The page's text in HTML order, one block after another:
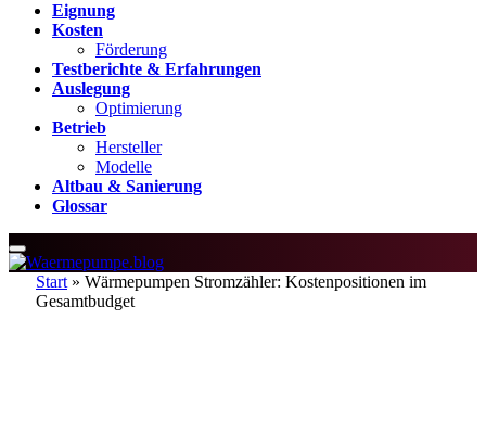
Eignung
Kosten
Förderung
Testberichte & Erfahrungen
Auslegung
Optimierung
Betrieb
Hersteller
Modelle
Altbau & Sanierung
Glossar
Start » Wärmepumpen Stromzähler: Kostenpositionen im
Gesamtbudget